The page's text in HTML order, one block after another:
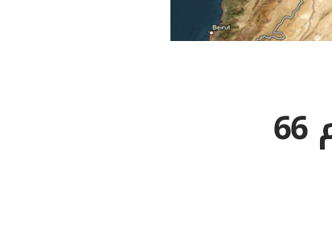
يتمكن من تحديد مواقع جديدة تضم 66